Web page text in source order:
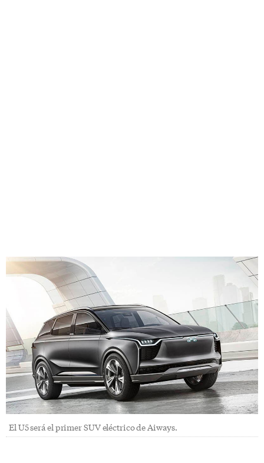
El U5 será el primer SUV eléctrico de Aiways.